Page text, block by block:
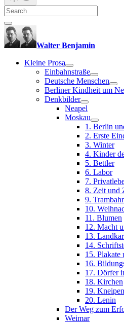
Walter Benjamin
Kleine Prosa
Einbahnstraße
Deutsche Menschen
Berliner Kindheit um
Denkbilder
Neapel
Moskau
1. Berlin
2. Erste
3. Winter
4. Kinder
5. Bettler
6. Labor
7.
8. Zeit und
9.
10.
11. Blumen
12. Macht
13.
14.
15. Plakate
16.
17. Dörfer
18. Kirchen
19.
20. Lenin
Der Weg zum
Weimar